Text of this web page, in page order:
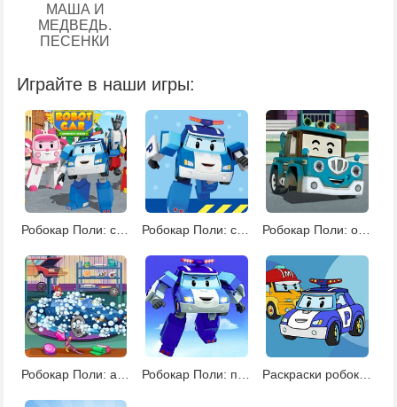
МАША И
МЕДВЕДЬ.
ПЕСЕНКИ
Играйте в наши игры:
Робокар Поли: спасательные операции Робокар Поли: спасательные операции 2 Робокар Поли: операции по спасению 3
Робокар Поли: автомойка Робокар Поли: поиск звезд Раскраски робокар Поли